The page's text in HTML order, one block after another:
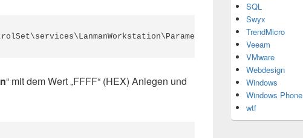
“ mit dem Wert „FFFF“ (HEX) Anlegen und
SQL
Swyx
TrendMicro
Veeam
VMware
Webdesign
Windows
Windows Phone
wtf